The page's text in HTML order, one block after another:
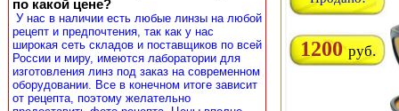
по какой цене?
У нас в наличии есть любые линзы на любой
рецепт и предпочтения, так как у нас
широкая сеть складов и поставщиков по всей
России и миру, имеются лаборатории для
изготовления линз под заказ на современном
оборудовании. Все в конечном итоге зависит
от рецепта, поэтому желательно
1200 руб.